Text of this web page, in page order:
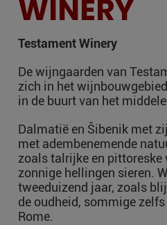
CONTACT
WINERY
Testament Winery
De wijngaarden van
zich in het
in de buurt van het
Dalmatië en Šibenik met
met adembenemende
zoals talrijke en pittoreske
zonnige hellingen sieren.
tweeduizend jaar, zoals
de oudheid, sommige
Rome.